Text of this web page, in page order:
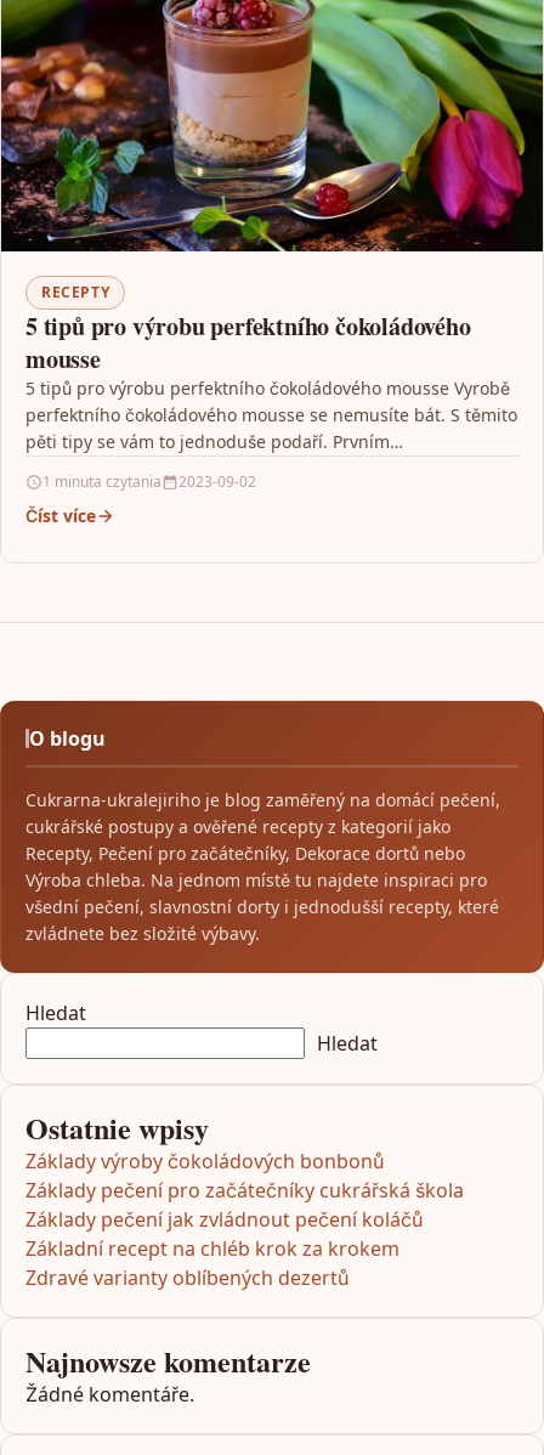
RECEPTY
5 tipů pro výrobu perfektního čokoládového
mousse
5 tipů pro výrobu perfektního čokoládového mousse Vyrobě
perfektního čokoládového mousse se nemusíte bát. S těmito
pěti tipy se vám to jednoduše podaří. Prvním…
1 minuta czytania 2023-09-02
Číst více
O blogu
Cukrarna-ukralejiriho je blog zaměřený na domácí pečení,
cukrářské postupy a ověřené recepty z kategorií jako
Recepty, Pečení pro začátečníky, Dekorace dortů nebo
Výroba chleba. Na jednom místě tu najdete inspiraci pro
všední pečení, slavnostní dorty i jednodušší recepty, které
zvládnete bez složité výbavy.
Hledat
Hledat
Ostatnie wpisy
Základy výroby čokoládových bonbonů
Základy pečení pro začátečníky cukrářská škola
Základy pečení jak zvládnout pečení koláčů
Základní recept na chléb krok za krokem
Zdravé varianty oblíbených dezertů
Najnowsze komentarze
Žádné komentáře.